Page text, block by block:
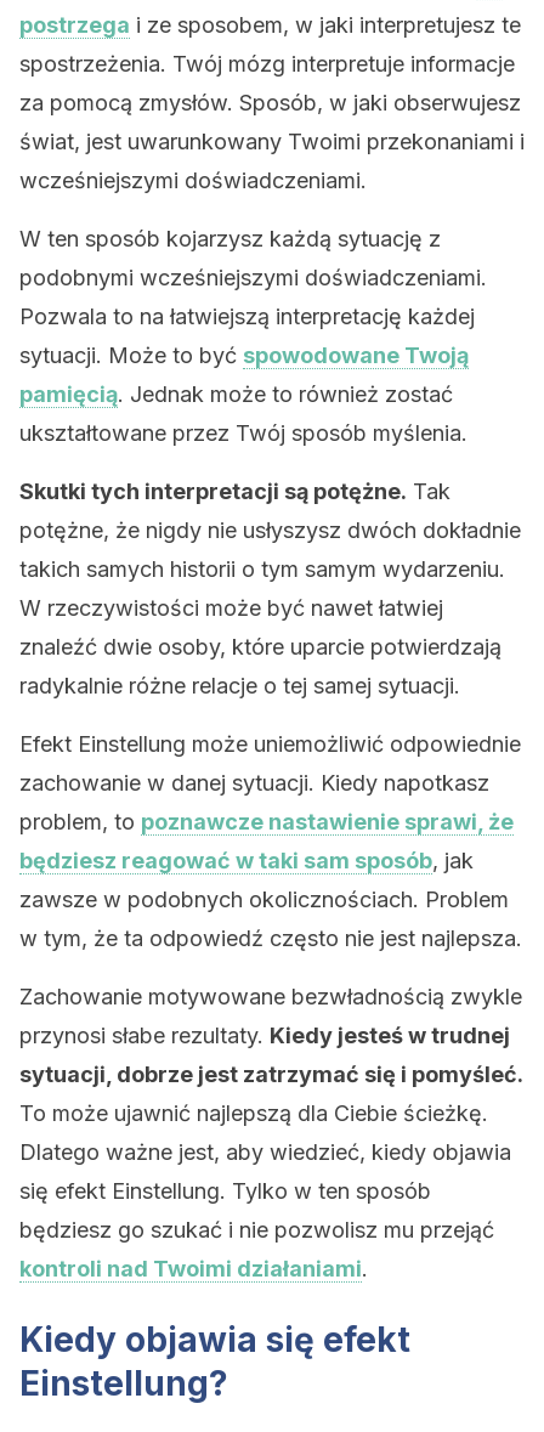
postrzega i ze sposobem, w jaki interpretujesz te
spostrzeżenia. Twój mózg interpretuje informacje
za pomocą zmysłów. Sposób, w jaki obserwujesz
świat, jest uwarunkowany Twoimi przekonaniami i
wcześniejszymi doświadczeniami.
W ten sposób kojarzysz każdą sytuację z
podobnymi wcześniejszymi doświadczeniami.
Pozwala to na łatwiejszą interpretację każdej
sytuacji. Może to być spowodowane Twoją
pamięcią. Jednak może to również zostać
ukształtowane przez Twój sposób myślenia.
Skutki tych interpretacji są potężne. Tak
potężne, że nigdy nie usłyszysz dwóch dokładnie
takich samych historii o tym samym wydarzeniu.
W rzeczywistości może być nawet łatwiej
znaleźć dwie osoby, które uparcie potwierdzają
radykalnie różne relacje o tej samej sytuacji.
Efekt Einstellung może uniemożliwić odpowiednie
zachowanie w danej sytuacji. Kiedy napotkasz
problem, to poznawcze nastawienie sprawi, że
będziesz reagować w taki sam sposób, jak
zawsze w podobnych okolicznościach. Problem
w tym, że ta odpowiedź często nie jest najlepsza.
Zachowanie motywowane bezwładnością zwykle
przynosi słabe rezultaty. Kiedy jesteś w trudnej
sytuacji, dobrze jest zatrzymać się i pomyśleć.
To może ujawnić najlepszą dla Ciebie ścieżkę.
Dlatego ważne jest, aby wiedzieć, kiedy objawia
się efekt Einstellung. Tylko w ten sposób
będziesz go szukać i nie pozwolisz mu przejąć
kontroli nad Twoimi działaniami.
Kiedy objawia się efekt
Einstellung?